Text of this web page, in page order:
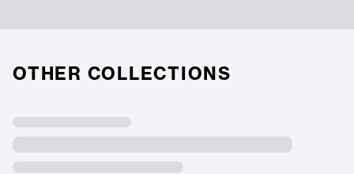
OTHER COLLECTIONS